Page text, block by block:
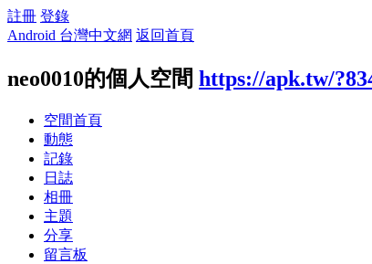
註冊 登錄
Android 台灣中文網 返回首頁
neo0010的個人空間 https://apk.tw/
空間首頁
動態
記錄
日誌
相冊
主題
分享
留言板